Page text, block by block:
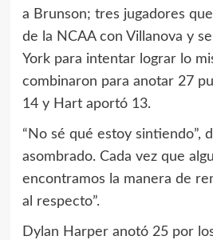
a Brunson; tres jugadores
de la NCAA con Villanova y
York para intentar lograr lo
combinaron para anotar 27
14 y Hart aportó 13.
“No sé qué estoy sintiendo”,
asombrado. Cada vez que
encontramos la manera de
al respecto”.
Dylan Harper anotó 25 por